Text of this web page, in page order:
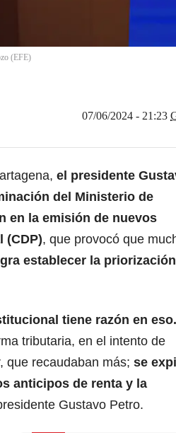
(EFE)
07/06/2024 - 21:23
el presidente
del Ministerio de
en la emisión de nuevos
(CDP), que provocó que
establecer la
tiene razón en eso.
tributaria, en el intento de
que recaudaban más; se
anticipos de renta y la
Gustavo Petro.